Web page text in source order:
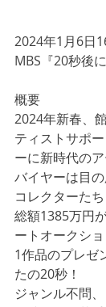
2024年1月6日
MBS『20秒後
概要
2024年新春、
ティストサポ
ーに新時代の
バイヤーは目
コレクターたち
総額1385万円
ートオークショ
1作品のプレゼ
たの20秒！
ジャンル不問